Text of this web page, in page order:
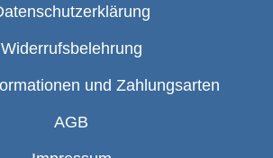
Widerrufsbelehrung
und Zahlungsarten
AGB